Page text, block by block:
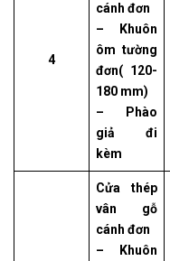
4
cánh đơn
– Khuôn
ôm tường
đơn( 120-
180 mm)
– Phào
giả đi
kèm
Cửa thép
vân gỗ
cánh đơn
– Khuôn